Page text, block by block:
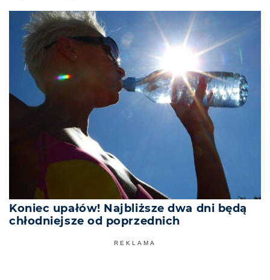
Koniec upałów! Najbliższe dwa dni będą
chłodniejsze od poprzednich
REKLAMA